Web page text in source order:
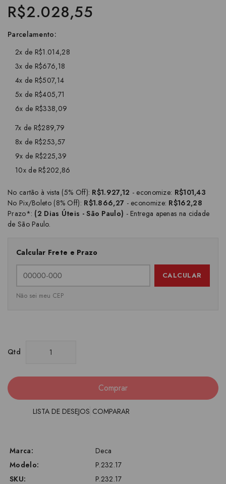
R$2.028,55
Parcelamento:
2x de R$1.014,28
3x de R$676,18
4x de R$507,14
5x de R$405,71
6x de R$338,09
7x de R$289,79
8x de R$253,57
9x de R$225,39
10x de R$202,86
No cartão à vista (5% Off): R$1.927,12 - economize: R$101,43
No Pix/Boleto (8% Off): R$1.866,27 - economize: R$162,28
Prazo*: (2 Dias Úteis - São Paulo) - Entrega apenas na cidade
de São Paulo.
Calcular Frete e Prazo
CALCULAR
Não sei meu CEP
Qtd
Comprar
LISTA DE DESEJOS COMPARAR
Marca:
Deca
Modelo:
P.232.17
SKU:
P.232.17